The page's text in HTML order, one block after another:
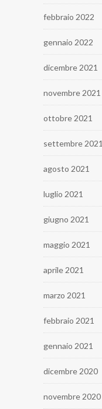
febbraio 2022
gennaio 2022
dicembre 2021
novembre 2021
ottobre 2021
settembre 2021
agosto 2021
luglio 2021
giugno 2021
maggio 2021
aprile 2021
marzo 2021
febbraio 2021
gennaio 2021
dicembre 2020
novembre 2020